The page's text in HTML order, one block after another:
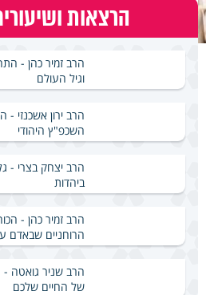
הרצאות
הרב זמיר כהן -
וגיל העולם
הרב ירון אשכנזי -
השכפ"ץ היהודי
הרב יצחק בצרי -
ביהדות
הרב זמיר כהן -
הרוחניים שבאדם
הרב שניר גואטה -
של החיים שלכם